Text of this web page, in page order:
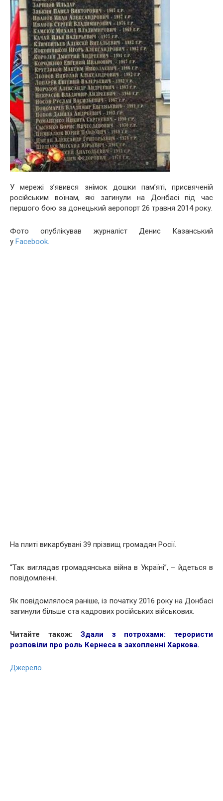
У мережі з’явився знімок дошки пам’яті, присвяченій
російським воїнам, які загинули на Донбасі під час
першого бою за донецький аеропорт 26 травня 2014 року.
Фото опублікував журналіст Денис Казанський
у Facebook.
На плиті викарбувані 39 прізвищ громадян Росії.
“Так виглядає громадянська війна в Україні”, – йдеться в
повідомленні.
Як повідомлялося раніше, із початку 2016 року на Донбасі
загинули більше ста кадрових російських військових.
Читайте також:Здали з потрохами: терористи
розповіли про роль Кернеса в захопленні Харкова.
Джерело.